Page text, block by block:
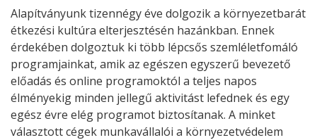
Alapítványunk tizennégy éve dolgozik a környezetbarát
étkezési kultúra elterjesztésén hazánkban. Ennek
érdekében dolgoztuk ki több lépcsős szemléletfomáló
programjainkat, amik az egészen egyszerű bevezető
előadás és online programoktól a teljes napos
élményekig minden jellegű aktivitást lefednek és egy
egész évre elég programot biztosítanak. A minket
választott cégek munkavállalói a környezetvédelem